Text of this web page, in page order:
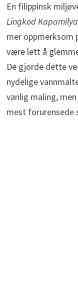
En filippinsk
Lingkod Kapamilya
mer oppmerksom
være lett å
De gjorde dette
nydelige
vanlig maling,
mest forurensede